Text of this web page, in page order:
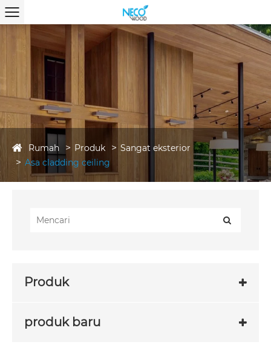
Rumah Produk
Sangat eksterior
Asa cladding ceiling
Produk
produk baru